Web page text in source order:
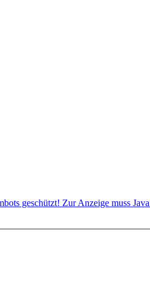
geschützt! Zur Anzeige muss